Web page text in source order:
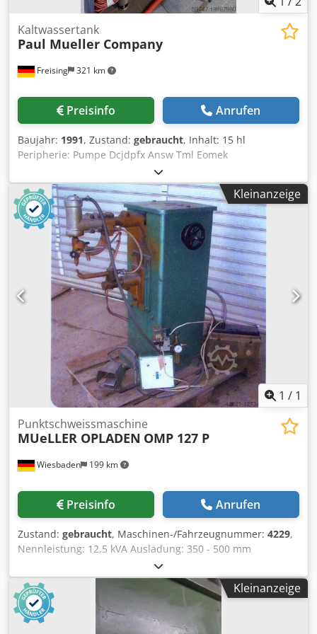
Freising 321 km
Kaltwassertank
Paul Mueller Company
Preisinfo Anrufen
Baujahr: 1991, Zustand: gebraucht, Inhalt: 15 hl
Peripherie: Pumpe Dcjdpfx Answ Tml Eomek
Kleinanzeige
1 / 1
Wiesbaden 199 km
Punktschweissmaschine
MUeLLER OPLADEN OMP 127 P
Preisinfo Anrufen
Zustand: gebraucht, Maschinen-/Fahrzeugnummer: 4229,
Nennleistung: 12,5 kVA Ausladung: 350 - 500 mm
Elektrodenarmabstand: 120 mm Schweissleistung Stahl: 8
mm elektr. Anschluss: 380 V kW Platzbedarf: 400 x 1000 x
1150 mm Dcsdpfx Aobh Nxrjnmsk Gewicht: ca. 190 kg
Kleinanzeige